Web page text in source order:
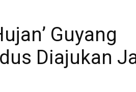
Guyang
Diajukan